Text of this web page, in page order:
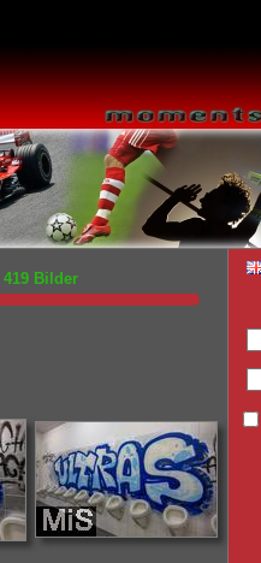
419 Bilder